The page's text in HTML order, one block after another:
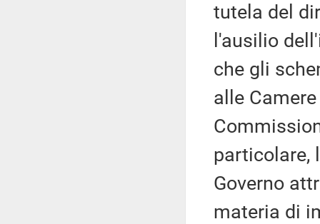
tutela del
l'ausilio
che gli
alle
particolare,
Governo
materia di